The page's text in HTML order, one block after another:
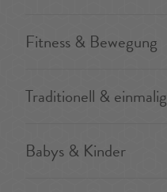
Fitness & Bewegung
Traditionell & einmalig
Babys & Kinder